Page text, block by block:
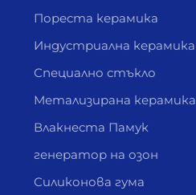
Пореста керамика
Индустриална керамика
Специално стъкло
Метализирана керамика
Влакнеста Памук
генератор на озон
Силиконова гума